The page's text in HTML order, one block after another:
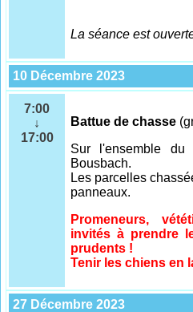
La séance est
10 Décembre 2023
7:00
↓
17:00
Battue de chasse
Sur l'ensemble
du
Bousbach.
Les parcelles
panneaux.
Promeneurs,
invités à prendre
prudents !
Tenir les chiens en
27 Décembre 2023